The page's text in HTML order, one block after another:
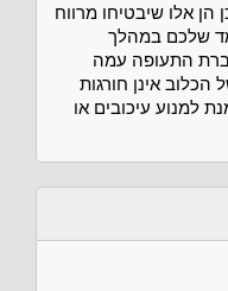
הן אלו שיבטיחו מרווח
שלכם במהלך
התעופה עמה
הכלוב אינן חורגות
למנוע עיכובים או